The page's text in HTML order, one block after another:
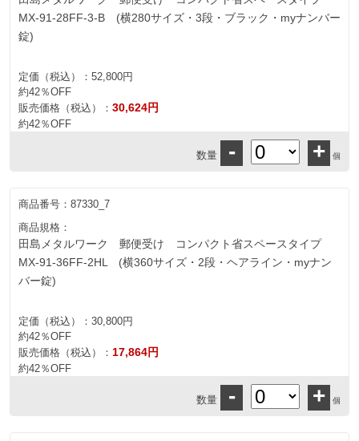
MX-91-28FF-3-B (横280サイズ・3段・ブラック・myナンバー
錠)
定価（税込）： 52,800円
約42％OFF
販売価格（税込）： 30,624円
約42％OFF
数量 - + 個
商品番号： 87330_7
商品規格：
田島メタルワーク 郵便受け コンパクト省スペースタイプ
MX-91-36FF-2HL (横360サイズ・2段・ヘアライン・myナン
バー錠)
定価（税込）： 30,800円
約42％OFF
販売価格（税込）： 17,864円
約42％OFF
数量 - + 個